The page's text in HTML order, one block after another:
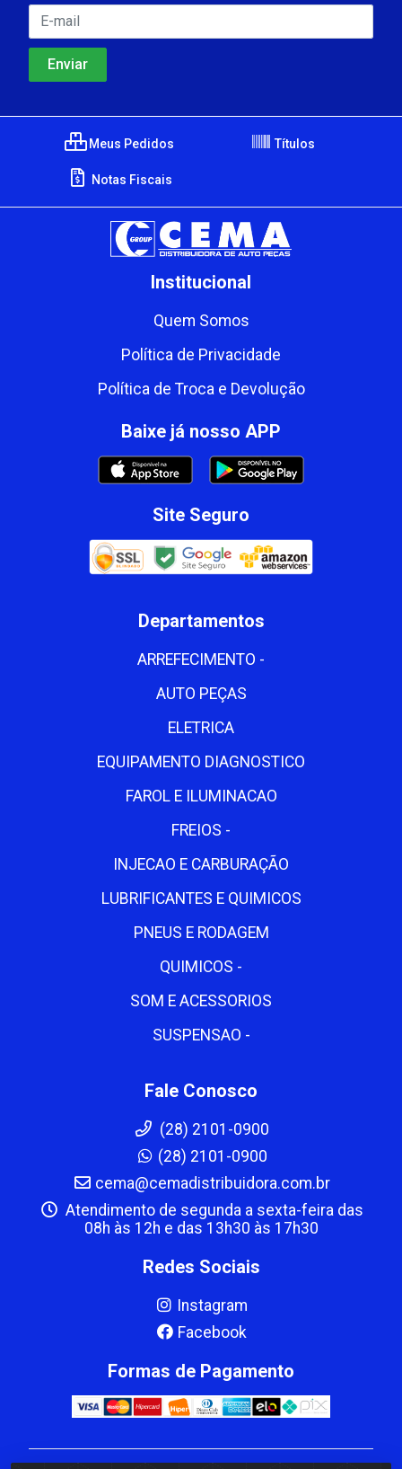
Meus Pedidos Títulos
Notas Fiscais
Institucional
Quem Somos
Política de Privacidade
Política de Troca e Devolução
Baixe já nosso APP
Site Seguro
Departamentos
ARREFECIMENTO -
AUTO PEÇAS
ELETRICA
EQUIPAMENTO DIAGNOSTICO
FAROL E ILUMINACAO
FREIOS -
INJECAO E CARBURAÇÃO
LUBRIFICANTES E QUIMICOS
PNEUS E RODAGEM
QUIMICOS -
SOM E ACESSORIOS
SUSPENSAO -
Fale Conosco
(28) 2101-0900
(28) 2101-0900
cema@cemadistribuidora.com.br
Atendimento de segunda a sexta-feira das
08h às 12h e das 13h30 às 17h30
Redes Sociais
Instagram
Facebook
Formas de Pagamento